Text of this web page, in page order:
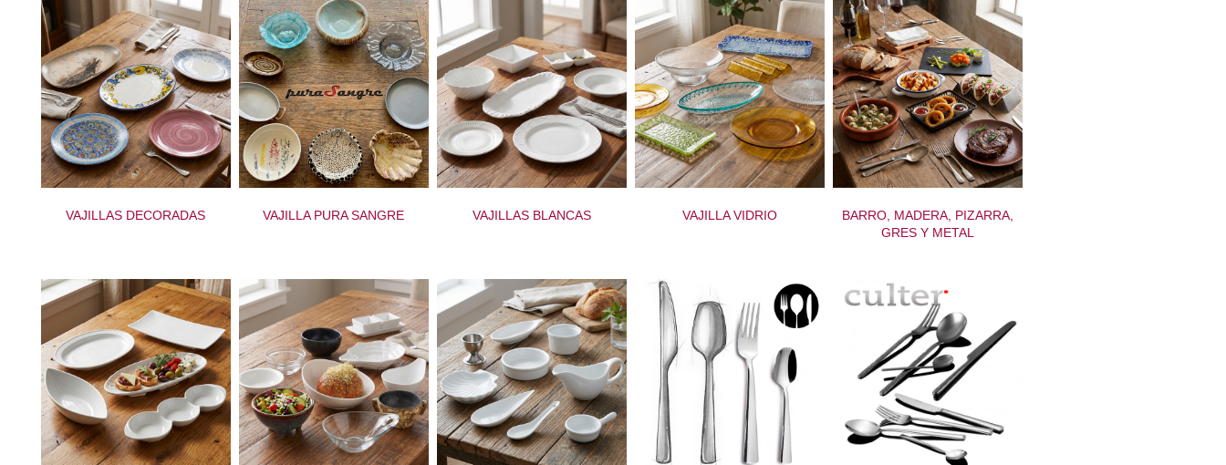
VAJILLAS DECORADAS VAJILLA PURA SANGRE VAJILLAS BLANCAS VAJILLA VIDRIO
BARRO, MADERA, PIZARRA,
GRES Y METAL